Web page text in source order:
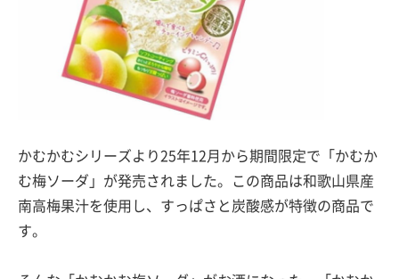
かむかむシリーズより25年12月から期間限定で「かむか
む梅ソーダ」が発売されました。この商品は和歌山県産
南高梅果汁を使用し、すっぱさと炭酸感が特徴の商品で
す。